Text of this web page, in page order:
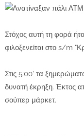
Στόχος αυτή τη φορά
φιλοξενείται στο s/m
Στις 5:00' τα
δυνατή έκρηξη. Έκτος
σούπερ μάρκετ.